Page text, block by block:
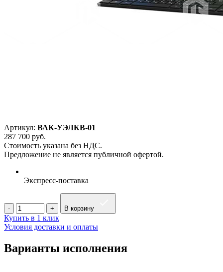
Артикул: ВАК-УЭЛКВ-01
287 700 руб.
Стоимость указана без НДС.
Предложение не является публичной офертой.
Экспресс-поставка
В корзину
Купить в 1 клик
Условия доставки и оплаты
Варианты исполнения